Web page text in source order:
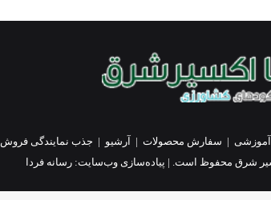
آموزشی | سفارش محصولات | آرشیو | جذب نمایندگی فروش
شرق محفوظ است. | پیاده‌سازی وب‌سایت: رسانه فردا